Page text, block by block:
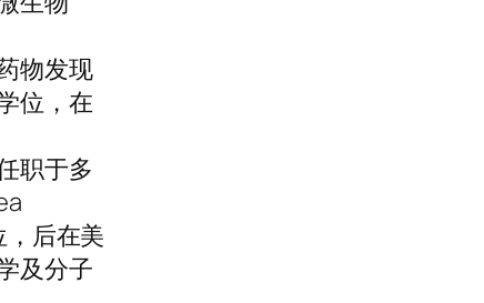
物发现
位，在
职于多
后在美
及分子